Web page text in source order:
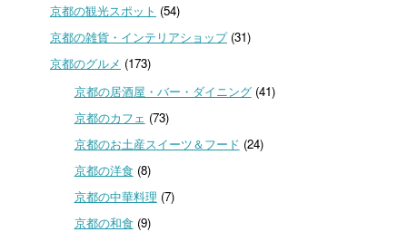
京都の観光スポット (54)
京都の雑貨・インテリアショップ(31)
京都のグルメ (173)
京都の居酒屋・バー・ダイニング(41)
京都のカフェ (73)
京都のお土産スイーツ＆フード (24)
京都の洋食 (8)
京都の中華料理 (7)
京都の和食 (9)